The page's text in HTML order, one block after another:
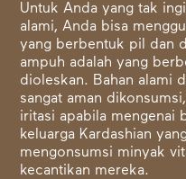
Untuk Anda yang tak
alami, Anda bisa
yang berbentuk pil dan
ampuh adalah yang
dioleskan. Bahan alami
sangat aman
iritasi apabila mengenai
keluarga Kardashian
mengonsumsi minyak
kecantikan mereka.